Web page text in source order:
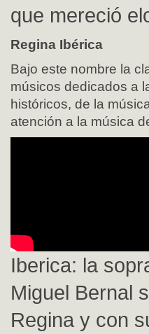
que mereció
Regina Ibérica
Bajo este nombre la
músicos dedicados a
históricos, de la
atención a la música
Iberica: la
Miguel Bernal
Regina y con